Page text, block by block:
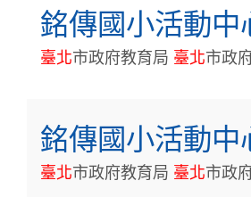
銘傳國小活動中
臺北市政府教育局 臺北市政
銘傳國小活動中
臺北市政府教育局 臺北市政